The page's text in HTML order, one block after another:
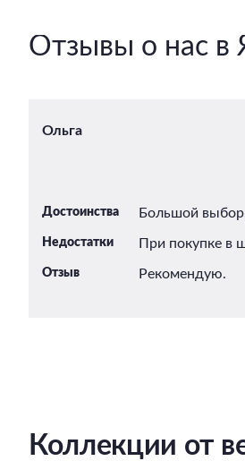
Отзывы о нас в
Ольга
Достоинства Большой
Недостатки При покупке в
Отзыв Рекомендую.
Коллекции от